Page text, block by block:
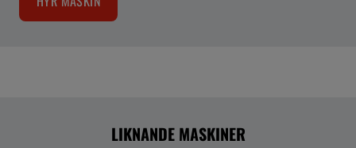
LIKNANDE MASKINER